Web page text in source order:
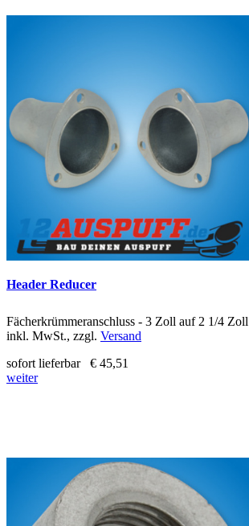
Header Reducer
Fächerkrümmeranschluss - 3 Zoll auf 2 1/4 Zoll
inkl. MwSt., zzgl. Versand
sofort lieferbar
€ 45,51
weiter